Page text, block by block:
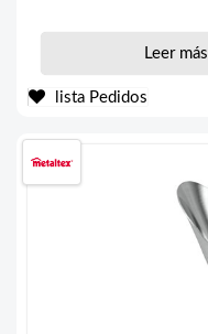
Leer más
lista Pedidos